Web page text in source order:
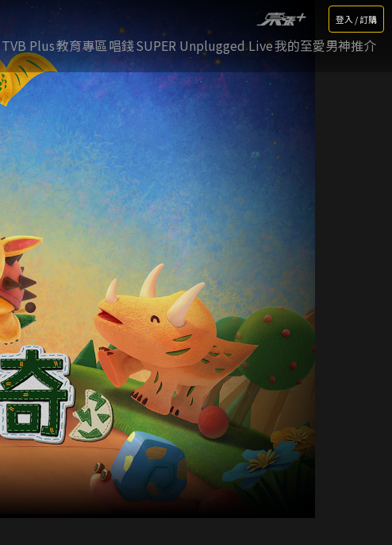
登入 / 訂購
TVB Plus教育專區唱錢SUPER Unplugged Live我的至愛男神推介